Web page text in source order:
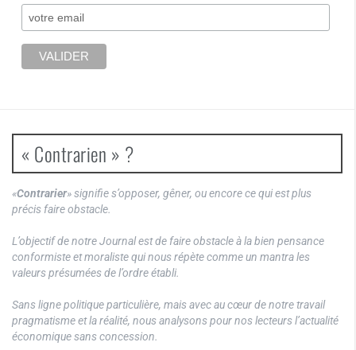
« Contrarien » ?
«Contrarier» signifie s’opposer, gêner, ou encore ce qui est plus
précis faire obstacle.
L’objectif de notre Journal est de faire obstacle à la bien pensance
conformiste et moraliste qui nous répète comme un mantra les
valeurs présumées de l’ordre établi.
Sans ligne politique particulière, mais avec au cœur de notre travail
pragmatisme et la réalité, nous analysons pour nos lecteurs l’actualité
économique sans concession.